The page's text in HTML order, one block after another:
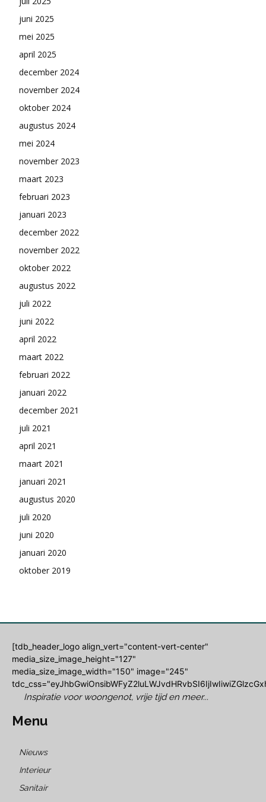
juni 2025
mei 2025
april 2025
december 2024
november 2024
oktober 2024
augustus 2024
mei 2024
november 2023
maart 2023
februari 2023
januari 2023
december 2022
november 2022
oktober 2022
augustus 2022
juli 2022
juni 2022
april 2022
maart 2022
februari 2022
januari 2022
december 2021
juli 2021
april 2021
maart 2021
januari 2021
augustus 2020
juli 2020
juni 2020
januari 2020
oktober 2019
[tdb_header_logo align_vert="content-vert-center"
media_size_image_height="127"
media_size_image_width="150" image="245"
Inspiratie voor woongenot, vrije tijd en meer...
Menu
Nieuws
Interieur
Sanitair